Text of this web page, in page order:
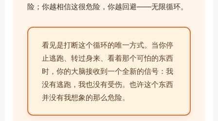
险；你越相信这很危险，你越回避——无限循环。
看见是打断这个循环的唯一方式。当你停
止逃跑、转过身来、看着那个可怕的东西
时，你的大脑接收到一个全新的信号：我
没有逃跑，我也没有受伤。也许这个东西
并没有我想象的那么危险。